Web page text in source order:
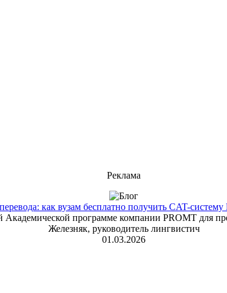
Реклама
как вузам бесплатно получить CAT-
программе компании PROMT для
Железняк, руководитель лингвистич
01.03.2026